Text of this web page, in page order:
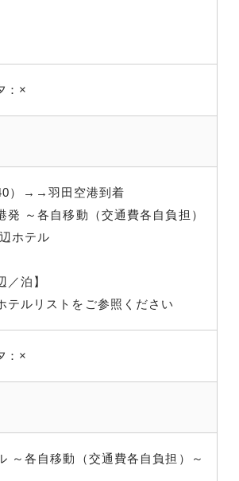
：×
）→→羽田空港到着
発 ～各自移動（交通費各自負担）
ホテル
／泊】
テルリストをご参照ください
：×
～各自移動（交通費各自負担）～